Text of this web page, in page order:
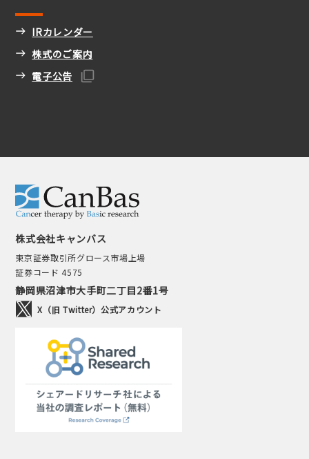
IRカレンダー
株式のご案内
電子公告
株式会社キャンバス
東京証券取引所グロース市場上場
証券コード 4575
静岡県沼津市大手町二丁目2番1号
X（旧 Twitter）公式アカウント